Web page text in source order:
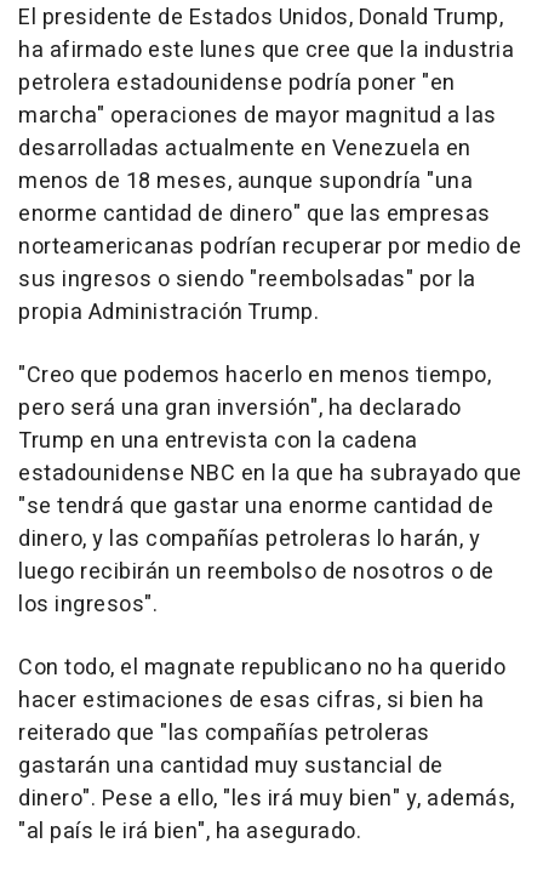
El presidente de Estados Unidos, Donald Trump,
ha afirmado este lunes que cree que la industria
petrolera estadounidense podría poner "en
marcha" operaciones de mayor magnitud a las
desarrolladas actualmente en Venezuela en
menos de 18 meses, aunque supondría "una
enorme cantidad de dinero" que las empresas
norteamericanas podrían recuperar por medio de
sus ingresos o siendo "reembolsadas" por la
propia Administración Trump.
"Creo que podemos hacerlo en menos tiempo,
pero será una gran inversión", ha declarado
Trump en una entrevista con la cadena
estadounidense NBC en la que ha subrayado que
"se tendrá que gastar una enorme cantidad de
dinero, y las compañías petroleras lo harán, y
luego recibirán un reembolso de nosotros o de
los ingresos".
Con todo, el magnate republicano no ha querido
hacer estimaciones de esas cifras, si bien ha
reiterado que "las compañías petroleras
gastarán una cantidad muy sustancial de
dinero". Pese a ello, "les irá muy bien" y, además,
"al país le irá bien", ha asegurado.